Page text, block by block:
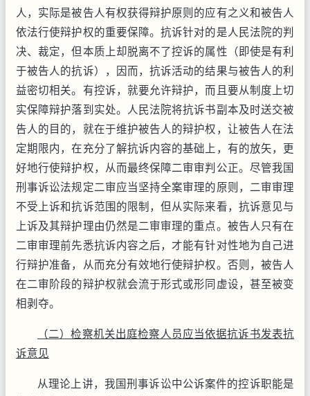
人，实际是被告人有权获得辩护原则的应有之义和被告人
依法行使辩护权的重要保障。抗诉针对的是人民法院的判
决、裁定，但本质上却脱离不了控诉的属性（即使是有利
于被告人的抗诉），因而，抗诉活动的结果与被告人的利
益密切相关。有控诉，就要允许辩护，而且要从制度上切
实保障辩护落到实处。人民法院将抗诉书副本及时送交被
告人的目的，就在于维护被告人的辩护权，让被告人在法
定期限内，在充分了解抗诉内容的基础上，有的放矢，更
好地行使辩护权，从而最终保障二审审判公正。尽管我国
刑事诉讼法规定二审应当坚持全案审理的原则，二审审理
不受上诉和抗诉范围的限制，但从实际来看，抗诉意见与
上诉及其辩护理由仍然是二审审理的重点。被告人只有在
二审审理前先悉抗诉内容之后，才能有针对性地为自己进
行辩护准备，从而充分有效地行使辩护权。否则，被告人
在二审阶段的辩护权就会流于形式或形同虚设，甚至被变
相剥夺。
（二）检察机关出庭检察人员应当依据抗诉书发表抗
诉意见
从理论上讲，我国刑事诉讼中公诉案件的控诉职能是